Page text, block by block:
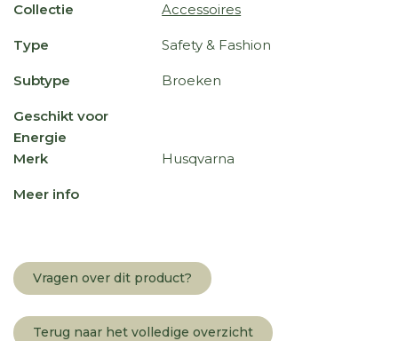
Collectie Accessoires
Type Safety & Fashion
Subtype Broeken
Geschikt voor
Energie
Merk
Husqvarna
Meer info
Vragen over dit product?
Terug naar het volledige overzicht